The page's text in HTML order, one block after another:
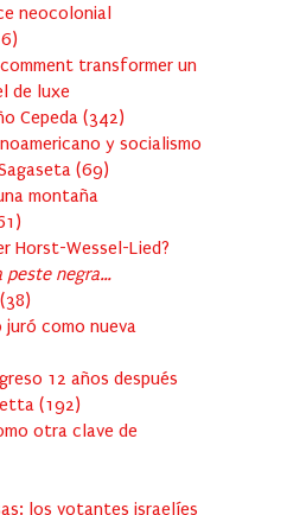
neocolonial
)
transformer un
de luxe
Cepeda (342)
y socialismo
(69)
montaña
)
Horst-Wessel-Lied?
peste negra…
(38)
juró como nueva
12 años después
(192)
otra clave de
los votantes israelíes